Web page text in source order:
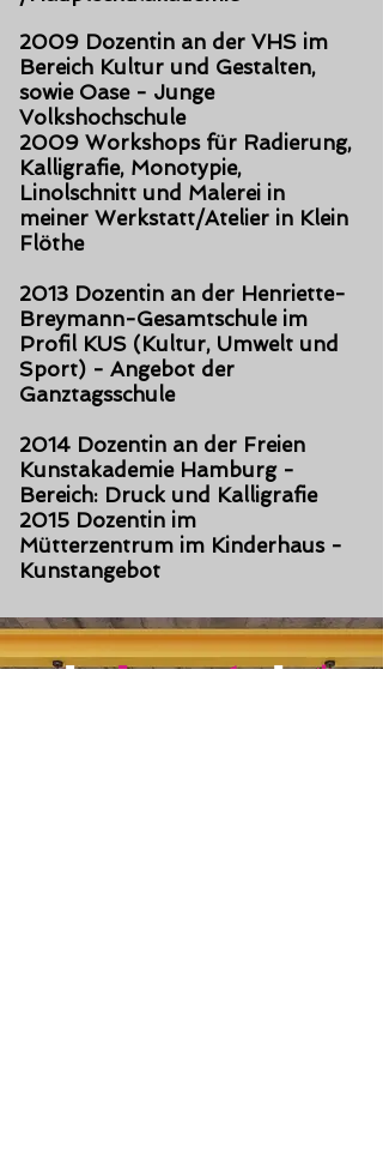
2009 Dozentin an der VHS im
Bereich Kultur und Gestalten,
sowie Oase - Junge
Volkshochschule
2009 Workshops für Radierung,
Kalligrafie, Monotypie,
Linolschnitt und Malerei in
meiner Werkstatt/Atelier in Klein
Flöthe
2013 Dozentin an der Henriette-
Breymann-Gesamtschule im
Profil KUS (Kultur, Umwelt und
Sport) - Angebot der
Ganztagsschule
2014 Dozentin an der Freien
Kunstakademie Hamburg -
Bereich: Druck und Kalligrafie
2015 Dozentin im
Mütterzentrum im Kinderhaus -
Kunstangebot
bskunst.de*